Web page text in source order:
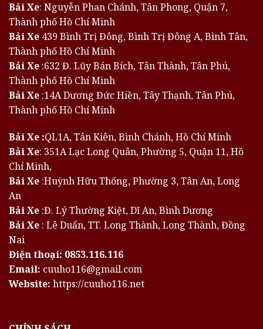
Bải Xe: Nguyễn Phan Chánh, Tân Phong, Quận 7,
Thành phố Hồ Chí Minh
Bải Xe 439 Bình Trị Đông, Bình Trị Đông A, Bình Tân,
Thành phố Hồ Chí Minh
Bải Xe :632 Đ. Lũy Bán Bích, Tân Thành, Tân Phú,
Thành phố Hồ Chí Minh
Bải Xe :14A Dương Đức Hiền, Tây Thạnh, Tân Phú,
Thành phố Hồ Chí Minh
Bải Xe :QL1A, Tân Kiên, Bình Chánh, Hồ Chí Minh
Bải Xe: 351A Lạc Long Quân, Phường 5, Quận 11, Hồ
Chí Minh,
Bải Xe :Huỳnh Hữu Thống, Phường 3, Tân An, Long
An
Bải Xe :Đ. Lý Thường Kiệt, Dĩ An, Bình Dương
Bải Xe : Lê Duẩn, TT. Long Thành, Long Thành, Đồng
Nai
Điện thoại: 0853.116.116
Email: cuuho116@gmail.com
Website: https://cuuho116.net